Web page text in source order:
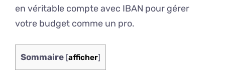
en véritable compte avec IBAN pour gérer
votre budget comme un pro.
Sommaire [afficher]